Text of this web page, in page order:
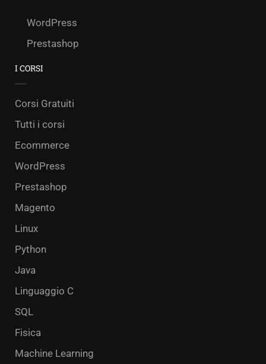
WordPress
Prestashop
I CORSI
Corsi Gratuiti
Tutti i corsi
Ecommerce
WordPress
Prestashop
Magento
Linux
Python
Java
Linguaggio C
SQL
Fisica
Machine Learning